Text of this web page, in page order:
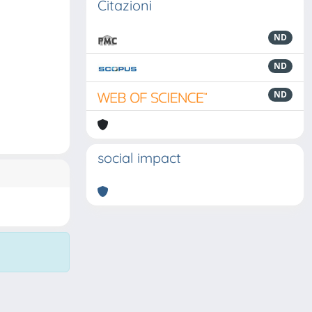
Citazioni
ND
ND
ND
social impact